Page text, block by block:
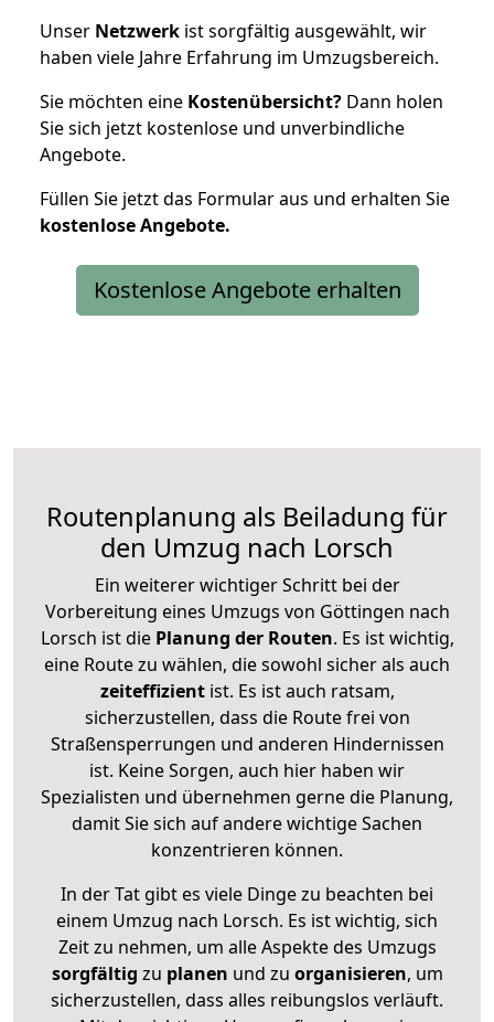
Unser Netzwerk ist sorgfältig ausgewählt, wir
haben viele Jahre Erfahrung im Umzugsbereich.
Sie möchten eine Kostenübersicht? Dann holen
Sie sich jetzt kostenlose und unverbindliche
Angebote.
Füllen Sie jetzt das Formular aus und erhalten Sie
kostenloseAngebote.
Kostenlose Angebote erhalten
Routenplanung als Beiladung für
den Umzug nach Lorsch
Ein weiterer wichtiger Schritt bei der
Vorbereitung eines Umzugs von Göttingen nach
Lorsch ist diePlanung der Routen. Es ist wichtig,
eine Route zu wählen, die sowohl sicher als auch
zeiteffizientist. Es ist auch ratsam,
sicherzustellen, dass die Route frei von
Straßensperrungen und anderen Hindernissen
ist. Keine Sorgen, auch hier haben wir
Spezialisten und übernehmen gerne die Planung,
damit Sie sich auf andere wichtige Sachen
konzentrieren können.
In der Tat gibt es viele Dinge zu beachten bei
einem Umzug nach Lorsch. Es ist wichtig, sich
Zeit zu nehmen, um alle Aspekte des Umzugs
sorgfältig zu planen und zu organisieren, um
sicherzustellen, dass alles reibungslos verläuft.